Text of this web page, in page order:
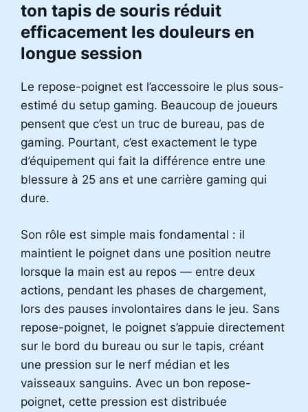
ton tapis de souris réduit
efficacement les douleurs en
longue session
Le repose-poignet est l’accessoire le plus sous-
estimé du setup gaming. Beaucoup de joueurs
pensent que c’est un truc de bureau, pas de
gaming. Pourtant, c’est exactement le type
d’équipement qui fait la différence entre une
blessure à 25 ans et une carrière gaming qui
dure.
Son rôle est simple mais fondamental : il
maintient le poignet dans une position neutre
lorsque la main est au repos — entre deux
actions, pendant les phases de chargement,
lors des pauses involontaires dans le jeu. Sans
repose-poignet, le poignet s’appuie directement
sur le bord du bureau ou sur le tapis, créant
une pression sur le nerf médian et les
vaisseaux sanguins. Avec un bon repose-
poignet, cette pression est distribuée